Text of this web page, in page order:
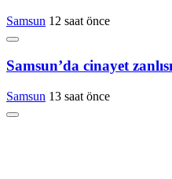
Samsun 12 saat önce
Samsun’da cinayet
Samsun 13 saat önce